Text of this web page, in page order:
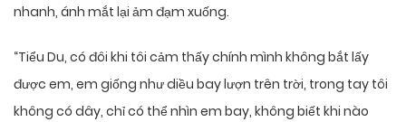
nhanh, ánh mắt lại ảm đạm xuống.
“Tiểu Du, có đôi khi tôi cảm thấy chính mình không bắt lấy
được em, em giống như diều bay lượn trên trời, trong tay tôi
không có dây, chỉ có thể nhìn em bay, không biết khi nào